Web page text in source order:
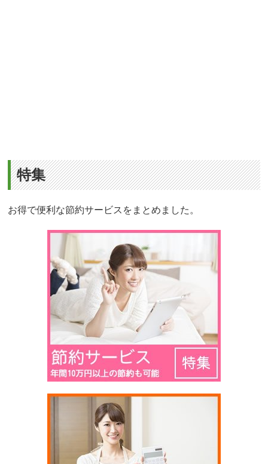
特集
お得で便利な節約サービスをまとめました。